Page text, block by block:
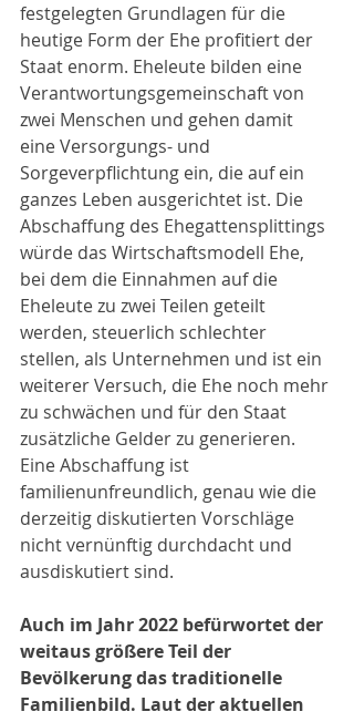
festgelegten Grundlagen für die
heutige Form der Ehe profitiert der
Staat enorm. Eheleute bilden eine
Verantwortungsgemeinschaft von
zwei Menschen und gehen damit
eine Versorgungs- und
Sorgeverpflichtung ein, die auf ein
ganzes Leben ausgerichtet ist. Die
Abschaffung des Ehegattensplittings
würde das Wirtschaftsmodell Ehe,
bei dem die Einnahmen auf die
Eheleute zu zwei Teilen geteilt
werden, steuerlich schlechter
stellen, als Unternehmen und ist ein
weiterer Versuch, die Ehe noch mehr
zu schwächen und für den Staat
zusätzliche Gelder zu generieren.
Eine Abschaffung ist
familienunfreundlich, genau wie die
derzeitig diskutierten Vorschläge
nicht vernünftig durchdacht und
ausdiskutiert sind.
Auch im Jahr 2022 befürwortet der
weitaus größere Teil der
Bevölkerung das traditionelle
Familienbild. Laut der aktuellen